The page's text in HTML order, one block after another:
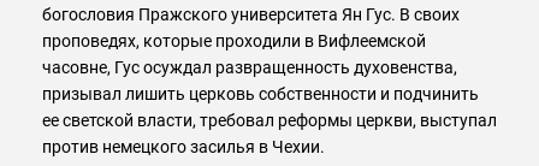
богословия Пражского университета Ян Гус. В своих
проповедях, которые проходили в Вифлеемской
часовне, Гус осуждал развращенность духовенства,
призывал лишить церковь собственности и подчинить
ее светской власти, требовал реформы церкви, выступал
против немецкого засилья в Чехии.